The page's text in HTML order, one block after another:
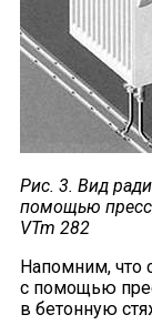
Рис. 3. Вид
помощью
VTm 282
Напомним, что
с помощью
в бетонную